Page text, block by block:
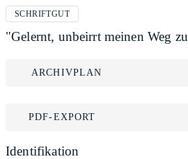
SCHRIFTGUT
"Gelernt, unbeirrt meinen Weg
ARCHIVPLAN
PDF-EXPORT
Identifikation